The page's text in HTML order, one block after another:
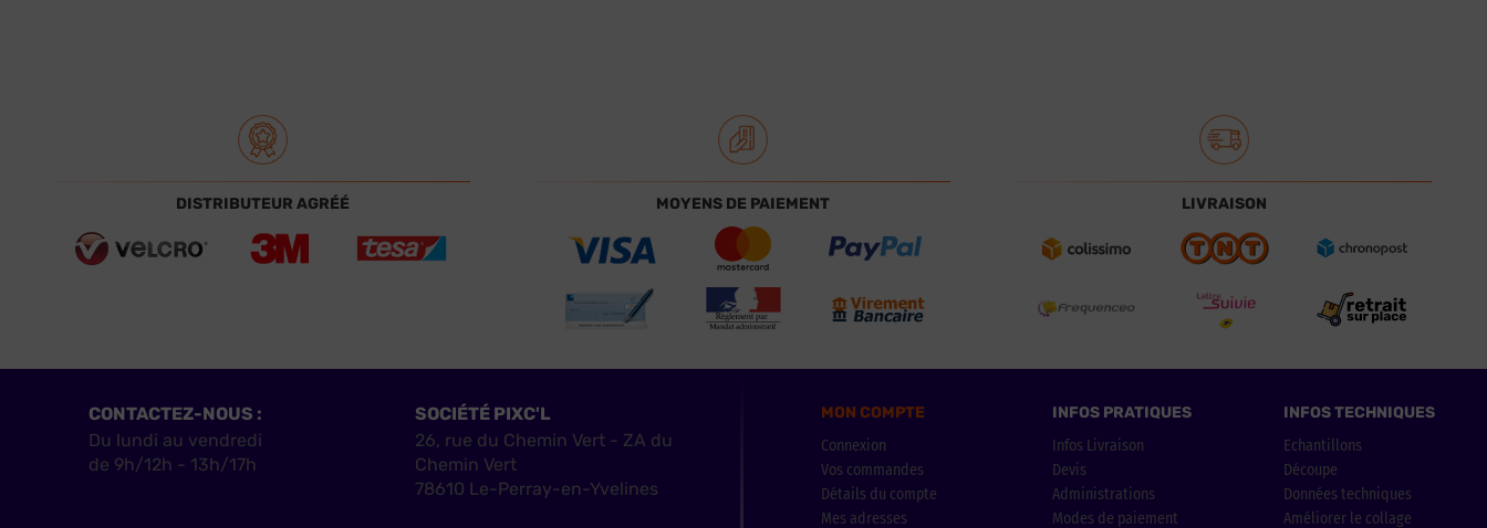
DISTRIBUTEUR AGRÉÉ MOYENS DE PAIEMENT LIVRAISON
CONTACTEZ-NOUS :
Du lundi au vendredi
de 9h/12h - 13h/17h
SOCIÉTÉ PIXC'L
26, rue du Chemin Vert - ZA du
Chemin Vert
78610 Le-Perray-en-Yvelines
MON COMPTE
Connexion
Vos commandes
Détails du compte
Mes adresses
INFOS PRATIQUES
Infos Livraison
Devis
Administrations
Modes de paiement
INFOS TECHNIQUES
Echantillons
Découpe
Données techniques
Améliorer le collage